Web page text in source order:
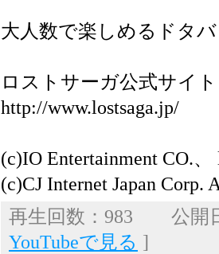
大人数で楽しめるドタ
ロストサーガ公式サイト
http://www.lostsaga.jp/
(c)IO Entertainment CO.、
(c)CJ Internet Japan Corp.
再生回数：983 公開
YouTubeで見る ]